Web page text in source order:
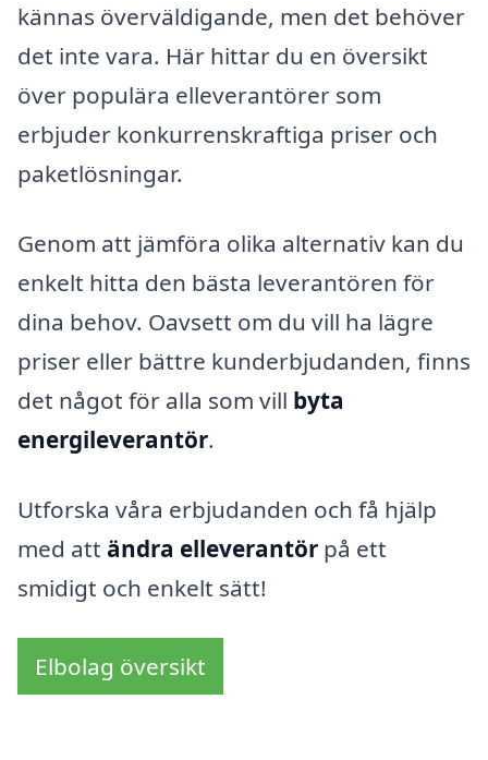
kännas överväldigande, men det behöver
det inte vara. Här hittar du en översikt
över populära elleverantörer som
erbjuder konkurrenskraftiga priser och
paketlösningar.
Genom att jämföra olika alternativ kan du
enkelt hitta den bästa leverantören för
dina behov. Oavsett om du vill ha lägre
priser eller bättre kunderbjudanden, finns
det något för alla som vill byta
energileverantör.
Utforska våra erbjudanden och få hjälp
med att ändra elleverantör på ett
smidigt och enkelt sätt!
Elbolag översikt